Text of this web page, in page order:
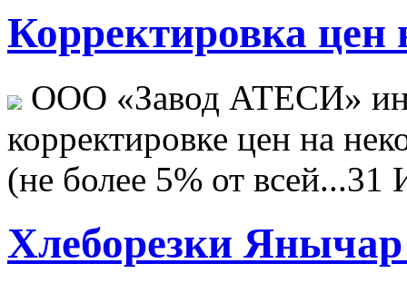
Корректировка цен
ООО «Завод АТЕСИ»
корректировке цен на
(не более 5% от всей...31
Хлеборезки Янычар